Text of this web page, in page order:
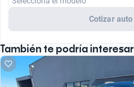
Cotizar auto
También te podría interesar